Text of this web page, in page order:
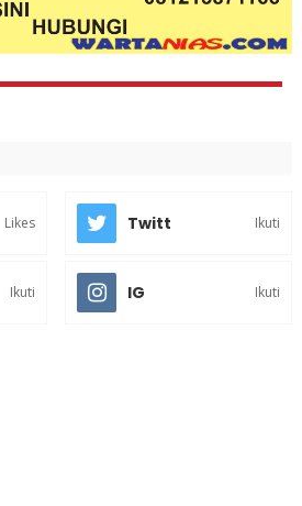
Likes Twitt Ikuti
Ikuti IG Ikuti